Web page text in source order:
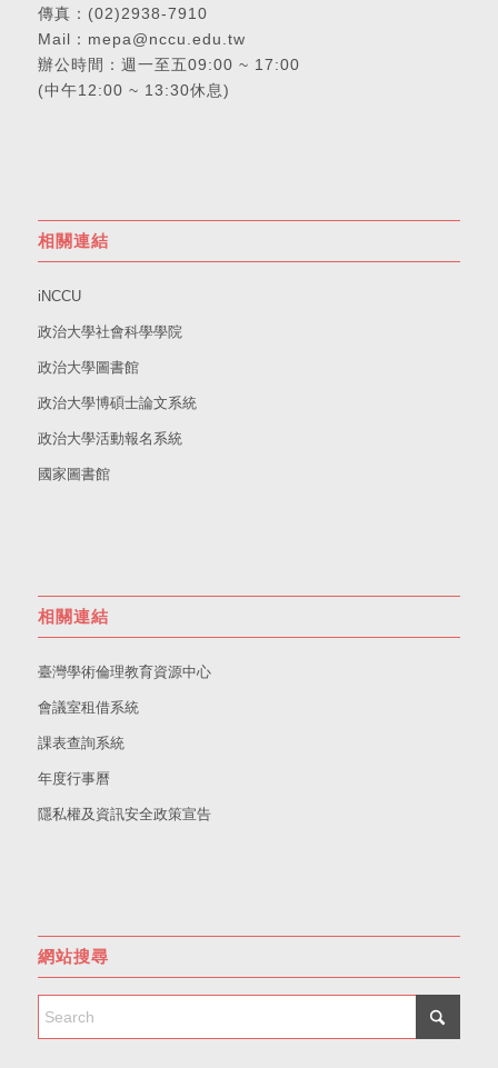
傳真：(02)2938-7910
Mail： mepa@nccu.edu.tw
辦公時間：週一至五09:00 ~ 17:00
(中午12:00 ~ 13:30休息)
相關連結
iNCCU
政治大學社會科學學院
政治大學圖書館
政治大學博碩士論文系統
政治大學活動報名系統
國家圖書館
相關連結
臺灣學術倫理教育資源中心
會議室租借系統
課表查詢系統
年度行事曆
隱私權及資訊安全政策宣告
網站搜尋